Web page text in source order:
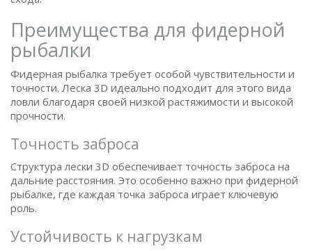
Преимущества для фидерной
рыбалки
Фидерная рыбалка требует особой чувствительности и
точности. Леска 3D идеально подходит для этого вида
ловли благодаря своей низкой растяжимости и высокой
прочности.
Точность заброса
Структура лески 3D обеспечивает точность заброса на
дальние расстояния. Это особенно важно при фидерной
рыбалке, где каждая точка заброса играет ключевую
роль.
Устойчивость к нагрузкам